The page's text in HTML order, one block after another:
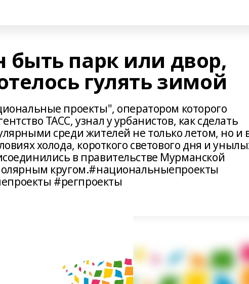
парк или двор,
гулять зимой
проекты", оператором которого
ТАСС, узнал у урбанистов, как сделать
среди жителей не только летом, но и
холода, короткого светового дня и
в правительстве Мурманской
кругом.#национальныепроекты
#регпроекты